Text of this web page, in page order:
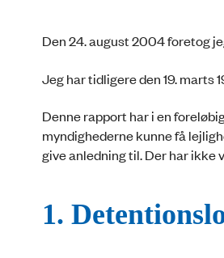
Den 24. august 2004 foretog
Jeg har tidligere den 19.
Denne rapport har i en
myndighederne kunne få
give anledning til. Der har
1.